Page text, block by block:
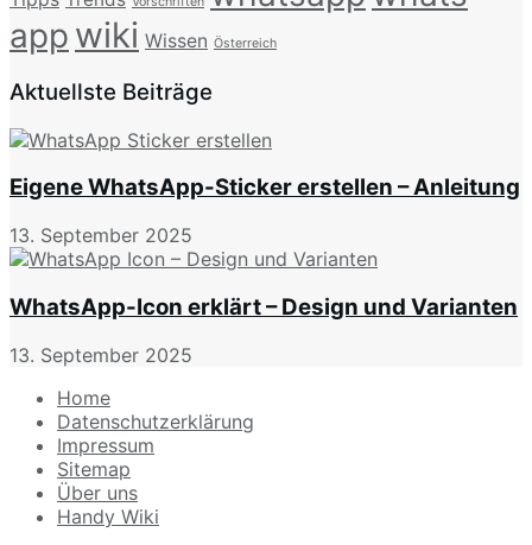
app wiki Wissen Österreich
Aktuellste Beiträge
Eigene WhatsApp-Sticker erstellen – Anleitung
13. September 2025
WhatsApp-Icon erklärt – Design und Varianten
13. September 2025
Home
Datenschutzerklärung
Impressum
Sitemap
Über uns
Handy Wiki